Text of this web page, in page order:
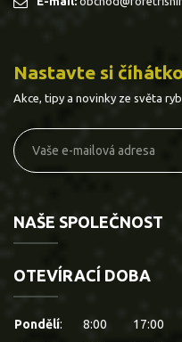
Nastavte si
Akce, tipy a novinky ze světa
NAŠE SPOLEČNOST
OTEVÍRACÍ DOBA
Pondělí: 8:00
17:00